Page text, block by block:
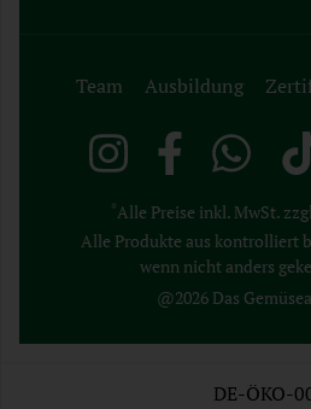
Team Ausbildung
*Alle Preise inkl. MwSt.
Alle Produkte aus kontrolliert
wenn nicht anders
@2026 Das
DE-ÖKO-